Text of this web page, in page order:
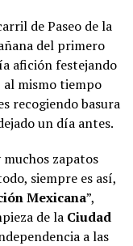
de Paseo de la
del primero
afición festejando
al mismo tiempo
recogiendo basura
un día antes.
zapatos
siempre es así,
Mexicana”,
de la Ciudad
a las